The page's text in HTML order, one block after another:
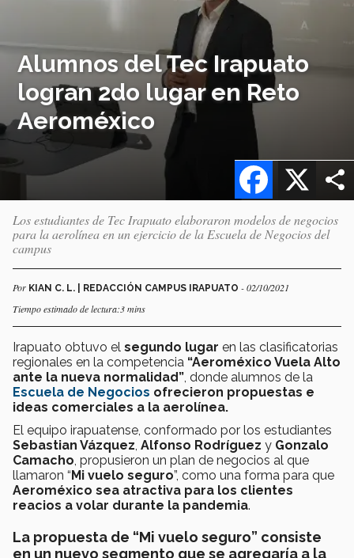
Alumnos del Tec Irapuato
logran 2do lugar en Reto
Aeroméxico
X
Facebook
Los estudiantes de Tec Irapuato elaboraron modelos de negocios
para la aerolínea en un ejercicio de la Escuela de Negocios del
campus
Por KIAN C. L. | REDACCIÓN CAMPUS IRAPUATO - 02/10/2021
Tiempo estimado de lectura:3 mins
Irapuato obtuvo el segundo lugar en las clasificatorias
regionales en la competencia “Aeroméxico Vuela Alto
ante la nueva normalidad” , donde alumnos de la
Escuela de Negocios ofrecieron propuestas e
ideas comerciales a la aerolínea.
El equipo irapuatense, conformado por los estudiantes
Sebastian Vázquez Alfonso Rodríguez y Gonzalo
Camacho , propusieron un plan de negocios al que
llamaron “Mi vuelo seguro”, como una forma para que
Aeroméxico sea atractiva para los clientes
reacios a volar durante la pandemia.
La propuesta de “Mi vuelo seguro” consiste
en un nuevo segmento que se agregaría a la